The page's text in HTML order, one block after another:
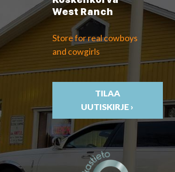
West Ranch
Store for real cowboys
and cowgirls
TILAA
UUTISKIRJE ›